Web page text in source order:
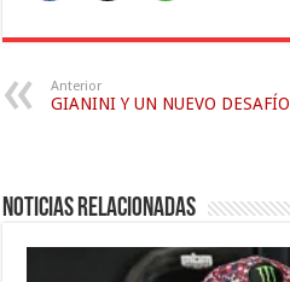
Anterior
GIANINI Y UN NUEVO DESAFÍO
Noticias relacionadas